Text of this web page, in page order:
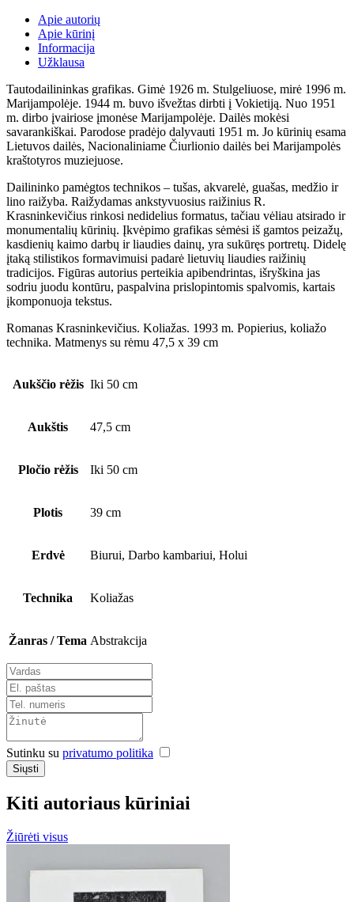
Apie autorių
Apie kūrinį
Informacija
Užklausa
Tautodailininkas grafikas. Gimė 1926 m. Stulgeliuose, mirė 1996 m.
Marijampolėje. 1944 m. buvo išvežtas dirbti į Vokietiją. Nuo 1951
m. dirbo įvairiose įmonėse Marijampolėje. Dailės mokėsi
savarankiškai. Parodose pradėjo dalyvauti 1951 m. Jo kūrinių esama
Lietuvos dailės, Nacionaliniame Čiurlionio dailės bei Marijampolės
kraštotyros muziejuose.
Dailininko pamėgtos technikos – tušas, akvarelė, guašas, medžio ir
lino raižyba. Raižydamas ankstyvuosius raižinius R.
Krasninkevičius rinkosi nedidelius formatus, tačiau vėliau atsirado ir
monumentalių kūrinių. Įkvėpimo grafikas sėmėsi iš gamtos peizažų,
kasdienių kaimo darbų ir liaudies dainų, yra sukūręs portretų. Didelę
įtaką stilistikos formavimuisi padarė lietuvių liaudies raižinių
tradicijos. Figūras autorius perteikia apibendrintas, išryškina jas
sodriu juodu kontūru, paspalvina prislopintomis spalvomis, kartais
įkomponuoja tekstus.
Romanas Krasninkevičius. Koliažas. 1993 m. Popierius, koliažo
technika. Matmenys su rėmu 47,5 x 39 cm
Aukščio rėžis Iki 50 cm
Aukštis 47,5 cm
Pločio rėžis Iki 50 cm
Plotis 39 cm
Erdvė Biurui, Darbo kambariui, Holui
Technika Koliažas
Žanras / Tema Abstrakcija
Sutinku su privatumo politika
Siųsti
Kiti autoriaus kūriniai
Žiūrėti visus